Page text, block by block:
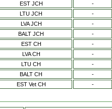
EST JCH
-
LTU JCH
-
LVA JCH
-
BALT JCH
-
EST CH
-
LVA CH
-
LTU CH
-
BALT CH
-
EST Vet CH -